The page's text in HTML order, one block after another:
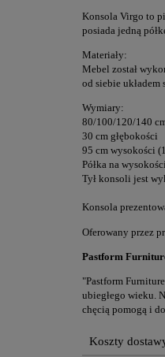
Konsola Virgo to
posiada jedną
Materiały:
Mebel został
od siebie układem
Wymiary:
80/100/120/140
30 cm głębokości
95 cm wysokości
Półka na
Tył konsoli jest
Konsola
Oferowany przez
Pastform
"Pastform
ubiegłego wieku.
chęcią pomogą i
Koszty